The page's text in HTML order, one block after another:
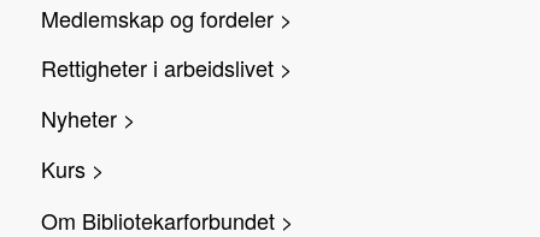
Medlemskap og fordeler >
Rettigheter i arbeidslivet >
Nyheter >
Kurs >
Om Bibliotekarforbundet >